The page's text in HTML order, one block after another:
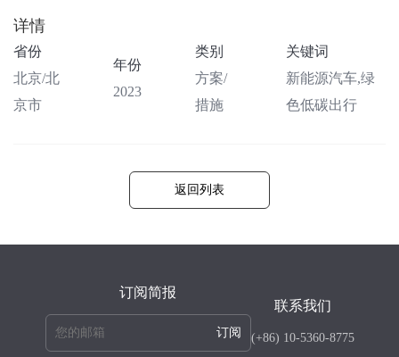
详情
省份
北京/北
京市
年份
2023
类别
方案/
措施
关键词
新能源汽车,绿
色低碳出行
返回列表
订阅简报
订阅
联系我们
(+86) 10-5360-8775